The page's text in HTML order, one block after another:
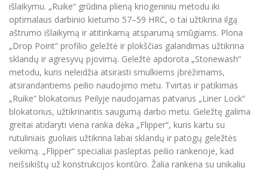
išlaikymu. „Ruike“ grūdina plieną kriogeniniu metodu iki
optimalaus darbinio kietumo 57–59 HRC, o tai užtikrina ilgą
aštrumo išlaikymą ir atitinkamą atsparumą smūgiams. Plona
„Drop Point“ profilio geležtė ir plokščias galandimas užtikrina
sklandų ir agresyvų pjovimą. Geležtė apdorota „Stonewash“
metodu, kuris neleidžia atsirasti smulkiems įbrėžimams,
atsirandantiems peilio naudojimo metu. Tvirtas ir patikimas
„Ruike“ blokatorius Peilyje naudojamas patvarus „Liner Lock“
blokatorius, užtikrinantis saugumą darbo metu. Geležtę galima
greitai atidaryti viena ranka dėka „Flipper“, kuris kartu su
rutuliniais guoliais užtikrina labai sklandų ir patogų geležtės
veikimą. „Flipper“ specialiai paslėptas peilio rankenoje, kad
neišsikištų už konstrukcijos kontūro. Žalia rankena su unikaliu